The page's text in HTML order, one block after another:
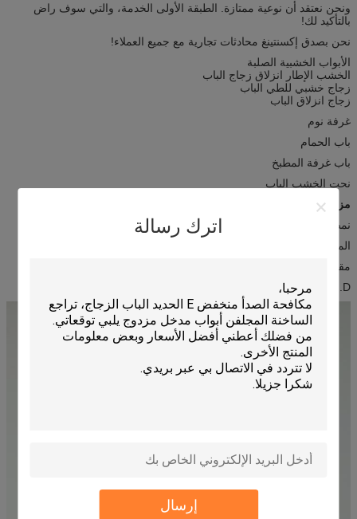
اترك رسالة
إرسال
ونحن نعتقد أن نوعية ممتازة. الطبقة الأولى الخدمة، والتي سوف راض
بالتأكيد لك!
نحن بصدق إكسنتينغ محادثات تجارية مع جميع العملاء!
الأبواب الخشبية الصلبة
الخشب الإطار انزلاق زجاج الباب
زجاج خشبي للطي الباب
زجاج انزلاق الباب
غرفة نوم
باب الحمام
باب غرفة المطبخ
نحت الخشب الباب
مزايا:
نمط الحديثة، فريدة من نوعها
المقاومة للحرارة، إشعار المقاومة، الدفء
مقاومة الأوكسجين، عثرة ريسيسيتانس
D. تحمل ارتفاع وانخفاض درجة الحرارة